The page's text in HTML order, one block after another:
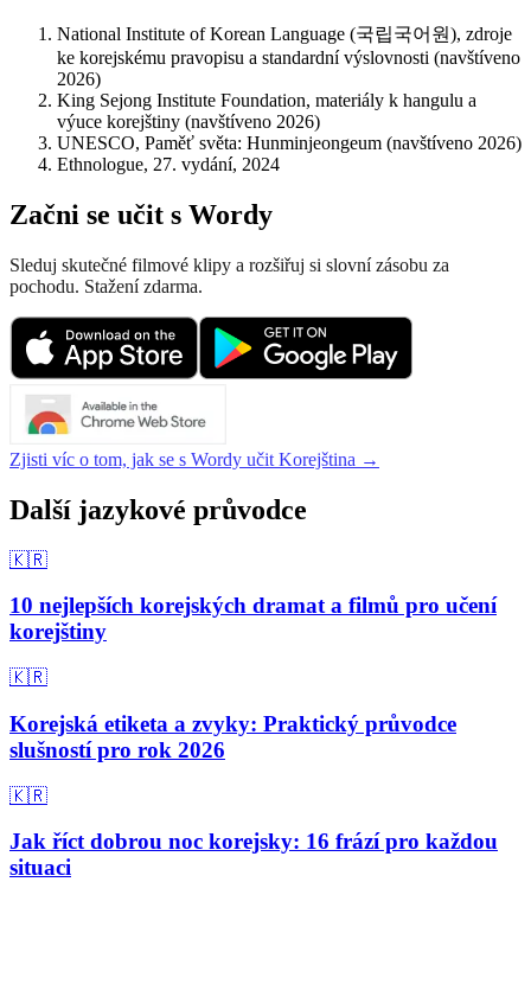
National Institute of Korean Language (국립국어원), zdroje
ke korejskému pravopisu a standardní výslovnosti (navštíveno
2026)
King Sejong Institute Foundation, materiály k hangulu a
výuce korejštiny (navštíveno 2026)
UNESCO, Paměť světa: Hunminjeongeum (navštíveno 2026)
Ethnologue, 27. vydání, 2024
Začni se učit s Wordy
Sleduj skutečné filmové klipy a rozšiřuj si slovní zásobu za
pochodu. Stažení zdarma.
Zjisti víc o tom, jak se s Wordy učit Korejština →
Další jazykové průvodce
🇰🇷
10 nejlepších korejských dramat a filmů pro učení
korejštiny
🇰🇷
Korejská etiketa a zvyky: Praktický průvodce
slušností pro rok 2026
🇰🇷
Jak říct dobrou noc korejsky: 16 frází pro každou
situaci